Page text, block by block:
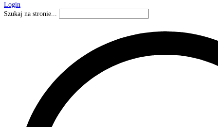
Login
Szukaj na stronie...